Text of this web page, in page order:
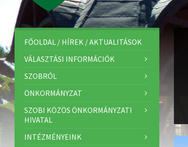
FŐOLDAL / HÍREK / AKTUALITÁSOK
VÁLASZTÁSI INFORMÁCIÓK
SZOBRÓL
ÖNKORMÁNYZAT
SZOBI KÖZÖS ÖNKORMÁNYZATI
HIVATAL
INTÉZMÉNYEINK